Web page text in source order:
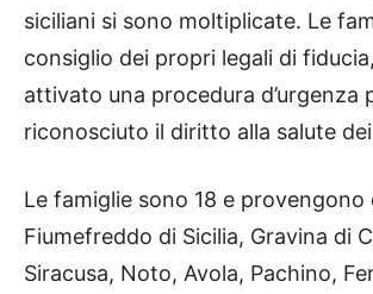
siciliani si sono moltiplicate. Le
consiglio dei propri legali di
attivato una procedura d’urgenza
riconosciuto il diritto alla salute
Le famiglie sono 18 e provengono
Fiumefreddo di Sicilia, Gravina di
Siracusa, Noto, Avola, Pachino,